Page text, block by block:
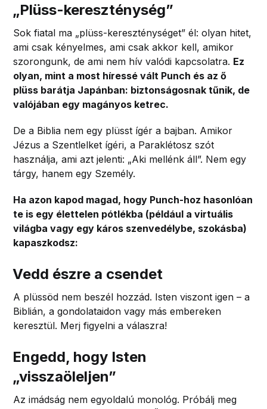
„Plüss-kereszténység”
Sok fiatal ma „plüss-kereszténységet” él: olyan hitet,
ami csak kényelmes, ami csak akkor kell, amikor
szorongunk, de ami nem hív valódi kapcsolatra. Ez
olyan, mint a most híressé vált Punch és az ő
plüss barátja Japánban: biztonságosnak tűnik, de
valójában egy magányos ketrec.
De a Biblia nem egy plüsst ígér a bajban. Amikor
Jézus a Szentlelket ígéri, a Paraklétosz szót
használja, ami azt jelenti: „Aki mellénk áll”. Nem egy
tárgy, hanem egy Személy.
Ha azon kapod magad, hogy Punch-hoz hasonlóan
te is egy élettelen pótlékba (például a virtuális
világba vagy egy káros szenvedélybe, szokásba)
kapaszkodsz:
Vedd észre a csendet
A plüssöd nem beszél hozzád. Isten viszont igen – a
Biblián, a gondolataidon vagy más embereken
keresztül. Merj figyelni a válaszra!
Engedd, hogy Isten
„visszaöleljen”
Az imádság nem egyoldalú monológ. Próbálj meg